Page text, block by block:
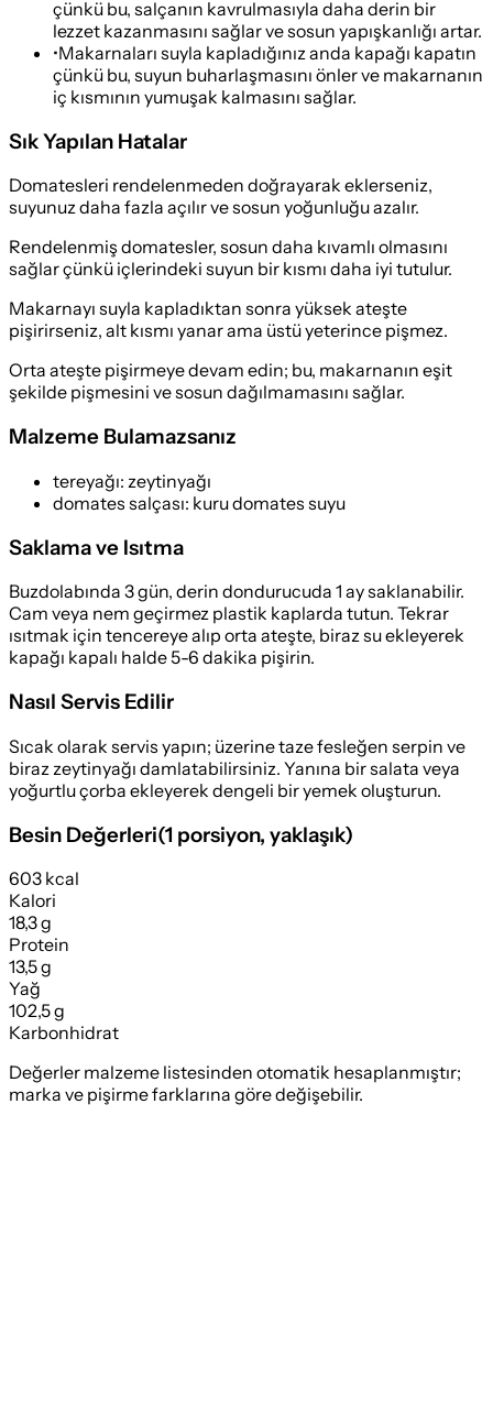
çünkü bu, salçanın kavrulmasıyla daha derin bir
lezzet kazanmasını sağlar ve sosun yapışkanlığı artar.
•Makarnaları suyla kapladığınız anda kapağı kapatın
çünkü bu, suyun buharlaşmasını önler ve makarnanın
iç kısmının yumuşak kalmasını sağlar.
Sık Yapılan Hatalar
Domatesleri rendelenmeden doğrayarak eklerseniz,
suyunuz daha fazla açılır ve sosun yoğunluğu azalır.
Rendelenmiş domatesler, sosun daha kıvamlı olmasını
sağlar çünkü içlerindeki suyun bir kısmı daha iyi tutulur.
Makarnayı suyla kapladıktan sonra yüksek ateşte
pişirirseniz, alt kısmı yanar ama üstü yeterince pişmez.
Orta ateşte pişirmeye devam edin; bu, makarnanın eşit
şekilde pişmesini ve sosun dağılmamasını sağlar.
Malzeme Bulamazsanız
tereyağı: zeytinyağı
domates salçası: kuru domates suyu
Saklama ve Isıtma
Buzdolabında 3 gün, derin dondurucuda 1 ay saklanabilir.
Cam veya nem geçirmez plastik kaplarda tutun. Tekrar
ısıtmak için tencereye alıp orta ateşte, biraz su ekleyerek
kapağı kapalı halde 5-6 dakika pişirin.
Nasıl Servis Edilir
Sıcak olarak servis yapın; üzerine taze fesleğen serpin ve
biraz zeytinyağı damlatabilirsiniz. Yanına bir salata veya
yoğurtlu çorba ekleyerek dengeli bir yemek oluşturun.
Besin Değerleri(1 porsiyon, yaklaşık)
603 kcal
Kalori
18,3 g
Protein
13,5 g
Yağ
102,5 g
Karbonhidrat
Değerler malzeme listesinden otomatik hesaplanmıştır;
marka ve pişirme farklarına göre değişebilir.